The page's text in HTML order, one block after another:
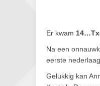
Er kwam
Na een
eerste
Gelukkig kan